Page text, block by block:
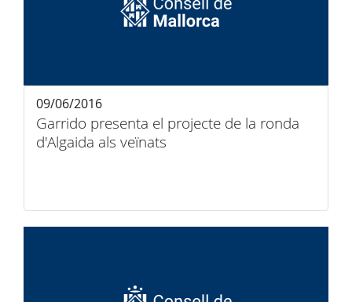
Garrido presenta el projecte de la ronda
d'Algaida als veïnats
09/06/2016